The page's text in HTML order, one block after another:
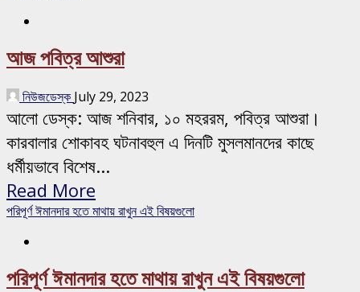
আজ পবিত্র আশুরা
নিউজডেস্ক July 29, 2023
আলো ডেস্ক: আজ শনিবার, ১০ মহররম, পবিত্র আশুরা।
কারবালার শোকাবহ ঘটনাবহুল এ দিনটি মুসলমানদের কাছে
ধর্মীয়ভাবে বিশেষ...
Read More
পরিপূর্ণ ঈমানদার হতে মাথায় রাখুন এই বিষয়গুলো
পরিপূর্ণ ঈমানদার হতে মাথায় রাখুন এই বিষয়গুলো